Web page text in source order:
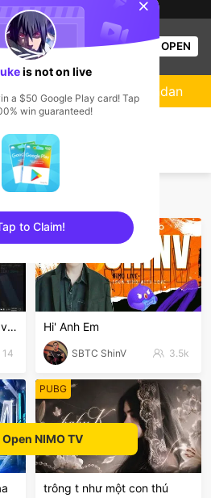
OPEN
Streamer
Na Mga Streamer
nghe nhạc và chơi game vs xuri
14
PUBG
Hi' Anh Em
SBTC ShinV 3.5k
PUBG
trông t như một con thú
Sundan
Open NIMO TV
is not on live
a $50 Google Play card! Tap
win guaranteed!
to Claim!